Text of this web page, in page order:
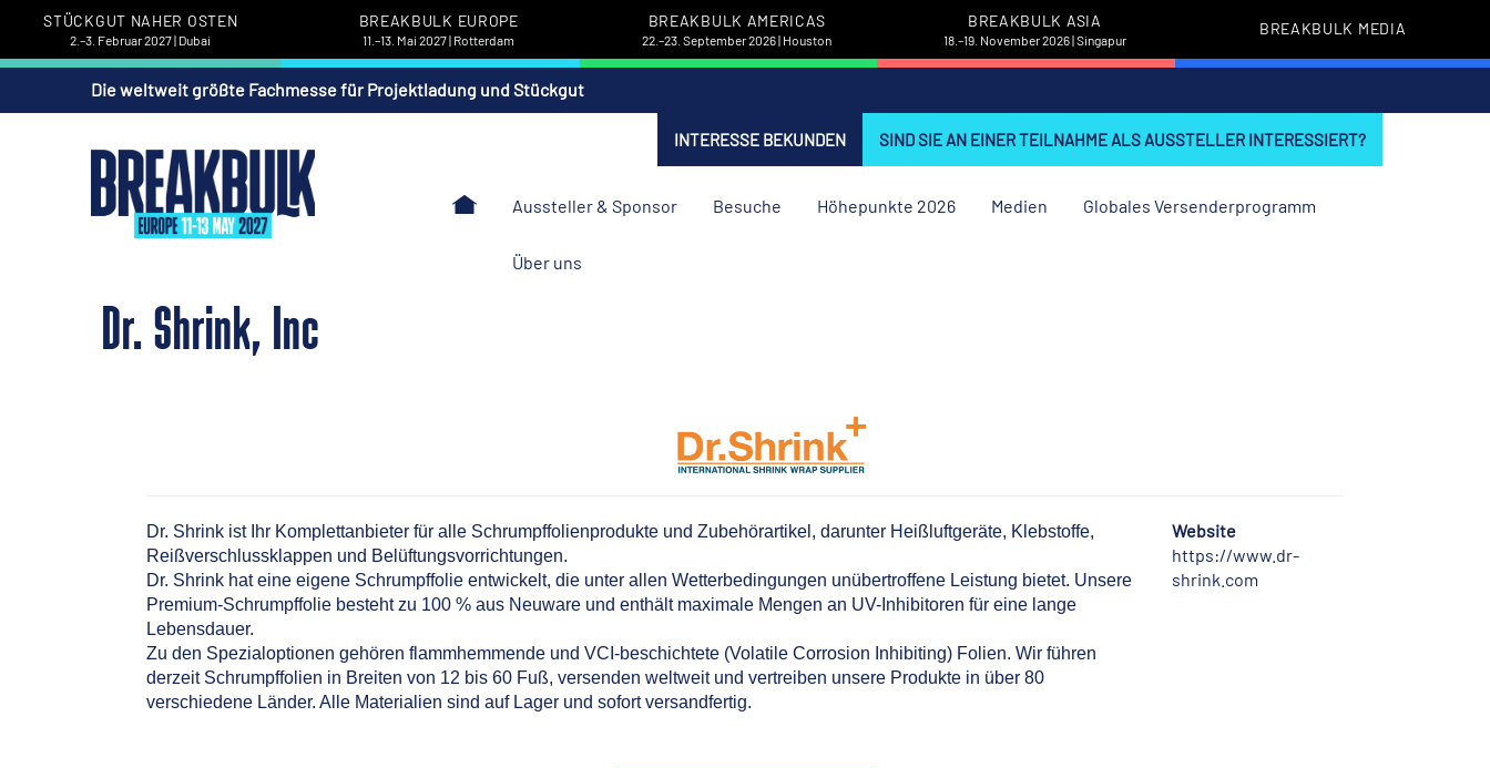
STÜCKGUT NAHER OSTEN
2.–3. Februar 2027 | Dubai
BREAKBULK EUROPE
11.–13. Mai 2027 | Rotterdam
BREAKBULK AMERICAS
22.–23. September 2026 | Houston
BREAKBULK ASIA
18.–19. November 2026 | Singapur
BREAKBULK MEDIA
Die weltweit größte Fachmesse für Projektladung und Stückgut
INTERESSE BEKUNDEN SIND SIE AN EINER TEILNAHME ALS AUSSTELLER INTERESSIERT?
Aussteller & Sponsor Besuche Höhepunkte 2026 Medien Globales Versenderprogramm
Über uns
Dr. Shrink, Inc
Dr. Shrink ist Ihr Komplettanbieter für alle Schrumpffolienprodukte und Zubehörartikel, darunter Heißluftgeräte, Klebstoffe,
Reißverschlussklappen und Belüftungsvorrichtungen.
Dr. Shrink hat eine eigene Schrumpffolie entwickelt, die unter allen Wetterbedingungen unübertroffene Leistung bietet. Unsere
Premium-Schrumpffolie besteht zu 100 % aus Neuware und enthält maximale Mengen an UV-Inhibitoren für eine lange
Lebensdauer.
Zu den Spezialoptionen gehören flammhemmende und VCI-beschichtete (Volatile Corrosion Inhibiting) Folien. Wir führen
derzeit Schrumpffolien in Breiten von 12 bis 60 Fuß, versenden weltweit und vertreiben unsere Produkte in über 80
verschiedene Länder. Alle Materialien sind auf Lager und sofort versandfertig.
Website
https://www.dr-
shrink.com